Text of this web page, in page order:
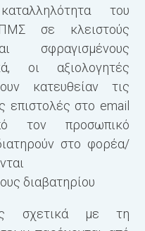
του
σε κλειστούς
σφραγισμένους
οι αξιολογητές
κατευθείαν τις
επιστολές στο email
τον προσωπικό
στο φορέα/
διαβατηρίου
σχετικά με τη